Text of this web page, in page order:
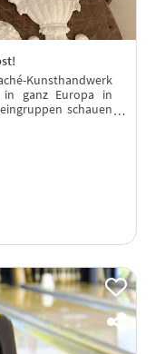
Kunsthandwerk
ganz Europa in
schauen